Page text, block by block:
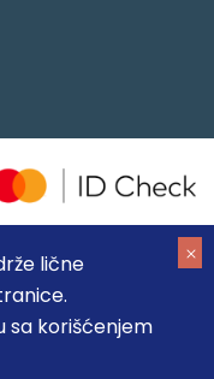
lične
sa korišćenjem
garantovati da su